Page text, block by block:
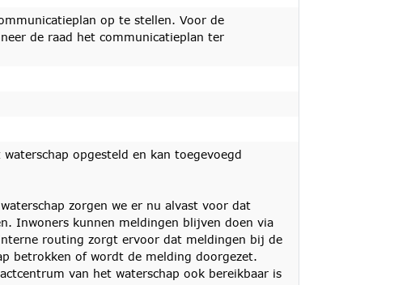
op te stellen. Voor de
de raad het communicatieplan ter
opgesteld en kan toegevoegd
zorgen we er nu alvast voor dat
Inwoners kunnen meldingen blijven doen via
routing zorgt ervoor dat meldingen bij de
betrokken of wordt de melding doorgezet.
van het waterschap ook bereikbaar is